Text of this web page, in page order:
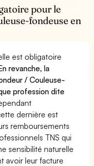
pour le
fondeuse en
est obligatoire
revanche, la
/ Couleuse-
profession dite
dernière est
remboursements
TNS qui
sensibilité naturelle
avoir leur facture